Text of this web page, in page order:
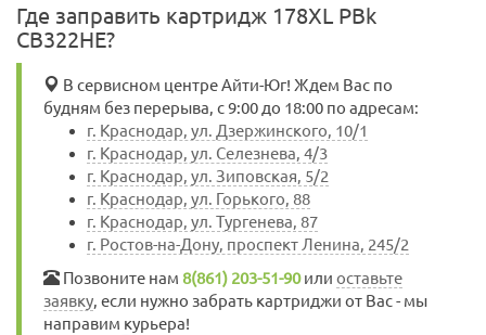
Где заправить картридж 178XL PBk
CB322HE?
В сервисном центре Айти-Юг! Ждем Вас по
будням без перерыва, с 9:00 до 18:00 по адресам:
г. Краснодар, ул. Дзержинского, 10/1
г. Краснодар, ул. Селезнева, 4/3
г. Краснодар, ул. Зиповская, 5/2
г. Краснодар, ул. Горького, 88
г. Краснодар, ул. Тургенева, 87
г. Ростов-на-Дону, проспект Ленина, 245/2
Позвоните нам 8(861) 203-51-90или оставьте
заявку, если нужно забрать картриджи от Вас - мы
направим курьера!